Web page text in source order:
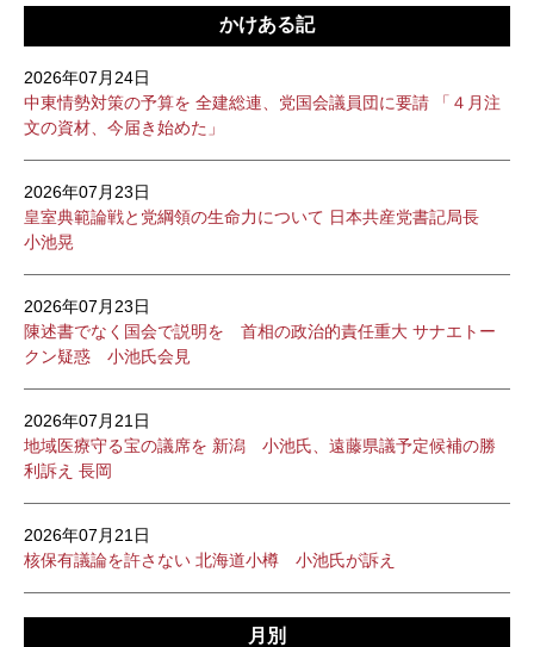
かけある記
2026年07月24日
中東情勢対策の予算を 全建総連、党国会議員団に要請 「４月注
文の資材、今届き始めた」
2026年07月23日
皇室典範論戦と党綱領の生命力について 日本共産党書記局長
小池晃
2026年07月23日
陳述書でなく国会で説明を 首相の政治的責任重大 サナエトー
クン疑惑 小池氏会見
2026年07月21日
地域医療守る宝の議席を 新潟 小池氏、遠藤県議予定候補の勝
利訴え 長岡
2026年07月21日
核保有議論を許さない 北海道小樽 小池氏が訴え
月別